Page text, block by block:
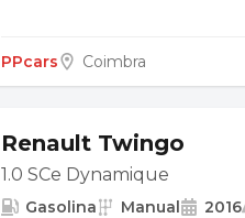
PPcars Coimbra
Renault Twingo
1.0 SCe Dynamique
Gasolina Manual 2016